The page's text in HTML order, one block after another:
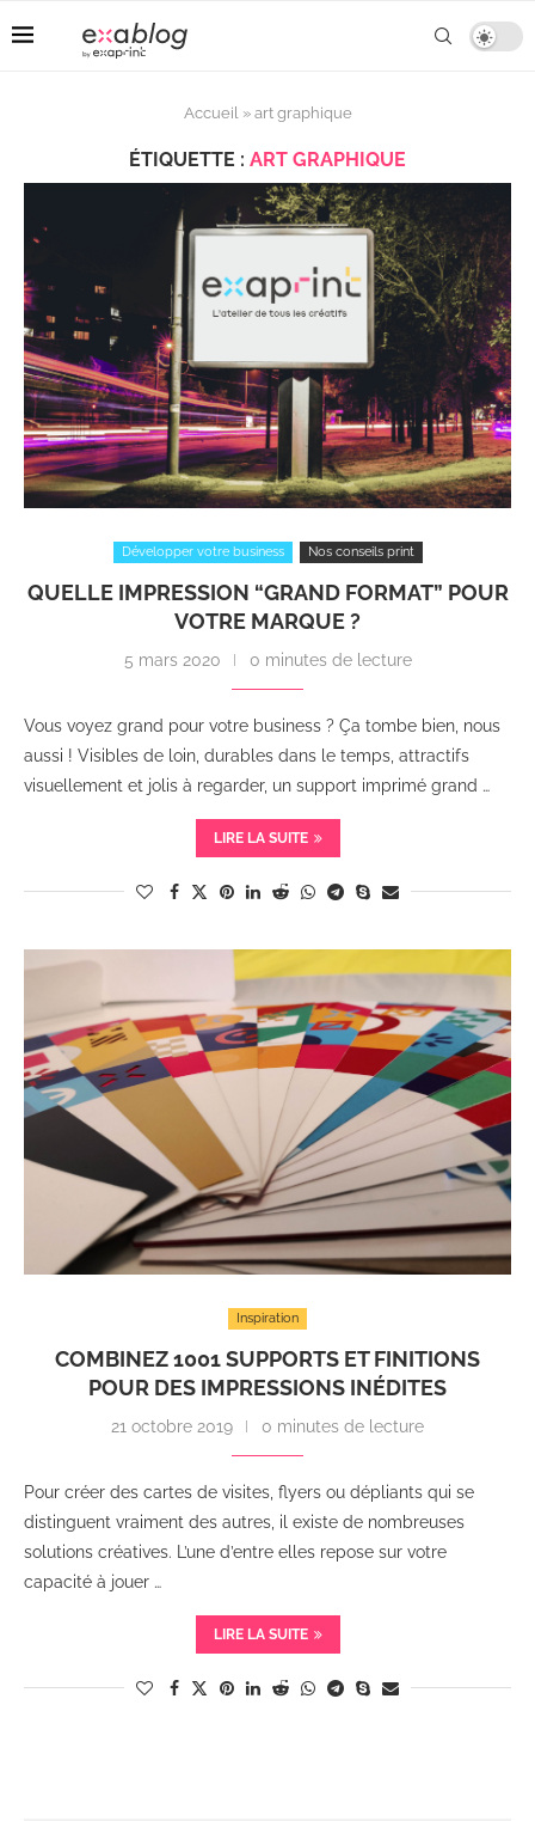
Accueil» art graphique
ÉTIQUETTE : ART GRAPHIQUE
Développer votre business Nos conseils print
QUELLE IMPRESSION “GRAND FORMAT” POUR
VOTRE MARQUE ?
5 mars 2020 0 minutes de lecture
Vous voyez grand pour votre business ? Ça tombe bien, nous
aussi ! Visibles de loin, durables dans le temps, attractifs
visuellement et jolis à regarder, un support imprimé grand …
LIRE LA SUITE
Inspiration
COMBINEZ 1001 SUPPORTS ET FINITIONS
POUR DES IMPRESSIONS INÉDITES
21 octobre 2019 0 minutes de lecture
Pour créer des cartes de visites, flyers ou dépliants qui se
distinguent vraiment des autres, il existe de nombreuses
solutions créatives. L’une d’entre elles repose sur votre
capacité à jouer …
LIRE LA SUITE